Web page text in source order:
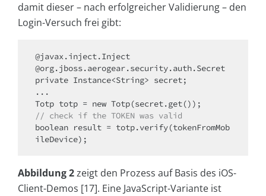
damit dieser – nach erfolgreicher Validierung – den
Login-Versuch frei gibt:
@javax.inject.Inject
@org.jboss.aerogear.security.auth.Secret
private Instance<String> secret;
...
// check if the TOKEN was valid
boolean result = totp.verify(tokenFromMob
ileDevice);
Abbildung 2zeigt den Prozess auf Basis des iOS-
Client-Demos [17]. Eine JavaScript-Variante ist